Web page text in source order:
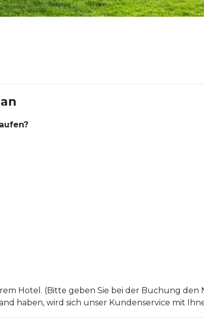
Hotel. (Bitte geben Sie bei der Buchung den
haben, wird sich unser Kundenservice mit